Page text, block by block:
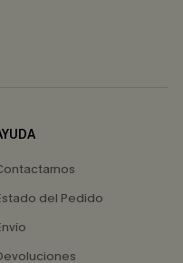
del Pedido